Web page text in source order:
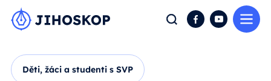
Hledat FacebookYouTube
Děti, žáci a studenti s SVP